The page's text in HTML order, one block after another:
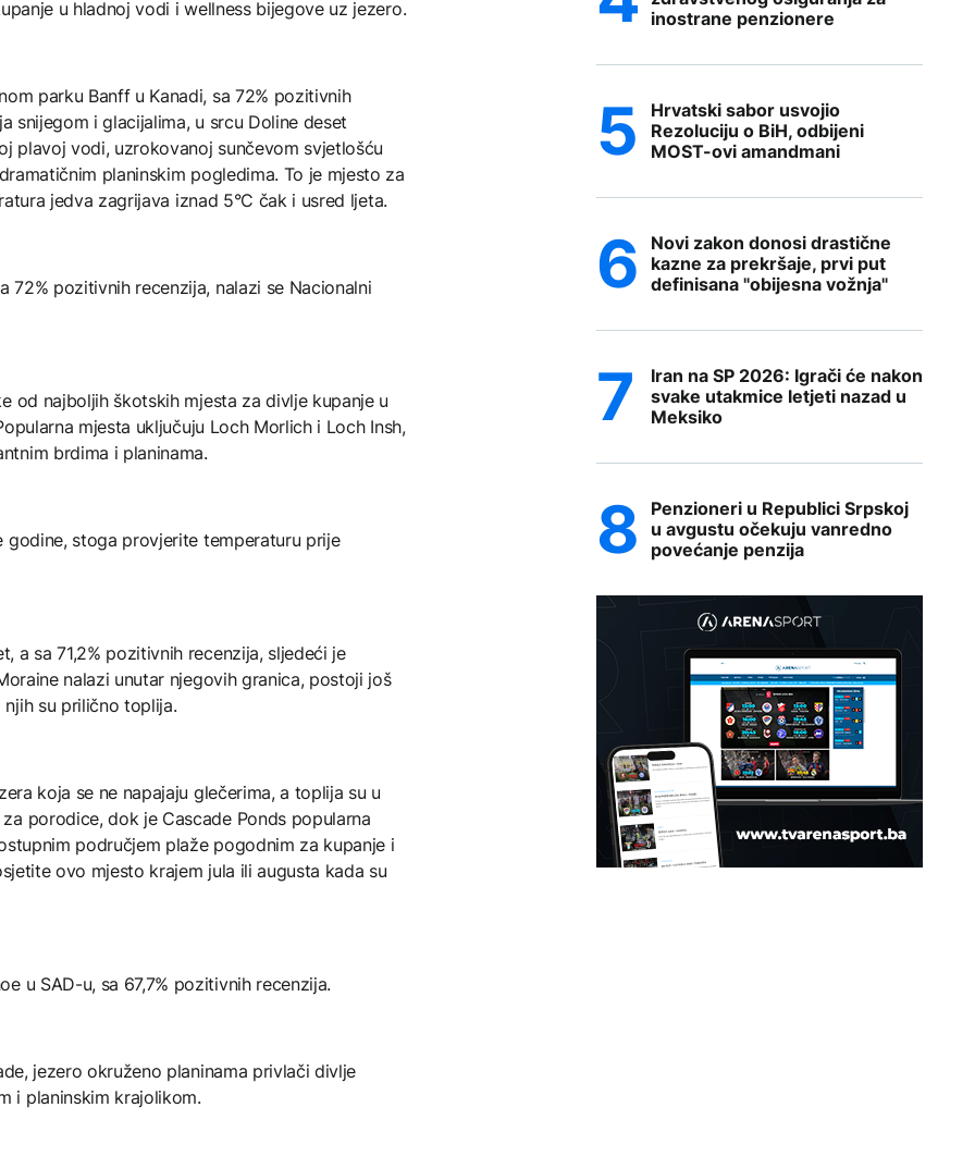
u hladnoj vodi i wellness bijegove uz jezero.
parku Banff u Kanadi, sa 72% pozitivnih
snijegom i glacijalima, u srcu Doline deset
plavoj vodi, uzrokovanoj sunčevom svjetlošću
planinskim pogledima. To je mjesto za
jedva zagrijava iznad 5°C čak i usred ljeta.
72% pozitivnih recenzija, nalazi se Nacionalni
od najboljih škotskih mjesta za divlje kupanje u
mjesta uključuju Loch Morlich i Loch Insh,
brdima i planinama.
stoga provjerite temperaturu prije
a sa 71,2% pozitivnih recenzija, sljedeći je
nalazi unutar njegovih granica, postoji još
su prilično toplija.
koja se ne napajaju glečerima, a toplija su u
porodice, dok je Cascade Ponds popularna
područjem plaže pogodnim za kupanje i
ovo mjesto krajem jula ili augusta kada su
u SAD-u, sa 67,7% pozitivnih recenzija.
jezero okruženo planinama privlači divlje
i planinskim krajolikom.
inostrane penzionere
Hrvatski sabor usvojio
Rezoluciju o BiH, odbijeni
MOST-ovi amandmani
Novi zakon donosi drastične
kazne za prekršaje, prvi put
definisana "obijesna vožnja"
Iran na SP 2026: Igrači će nakon
svake utakmice letjeti nazad u
Meksiko
Penzioneri u Republici Srpskoj
u avgustu očekuju vanredno
povećanje penzija